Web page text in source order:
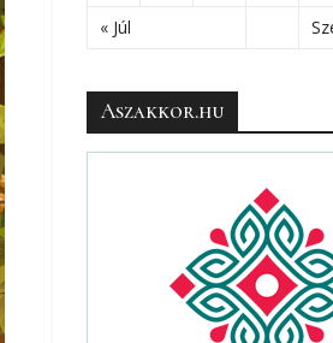
« Júl
Aszakkor.hu